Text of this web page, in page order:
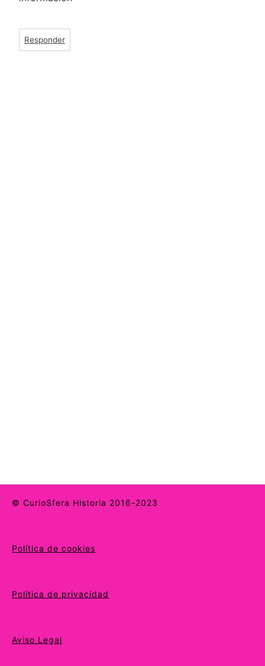
Responder
© CurioSfera Historia 2016-2023
Política de cookies
Política de privacidad
Aviso Legal